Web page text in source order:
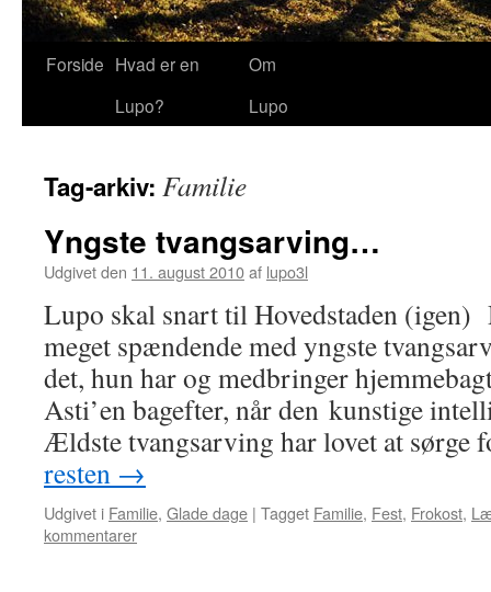
Forside Hvad er en
Lupo?
Om
Lupo
Tag-arkiv: Familie
Yngste tvangsarving…
Udgivet den 11. august 2010af lupo3l
Lupo skal snart til Hovedstaden (igen)
meget spændende med yngste
det, hun har og medbringer
Asti’en bagefter, når den kunstige
Ældste tvangsarving har lovet at
resten →
Udgivet i Familie, Glade dage | Tagget Familie, Fest, Frokost,
kommentarer